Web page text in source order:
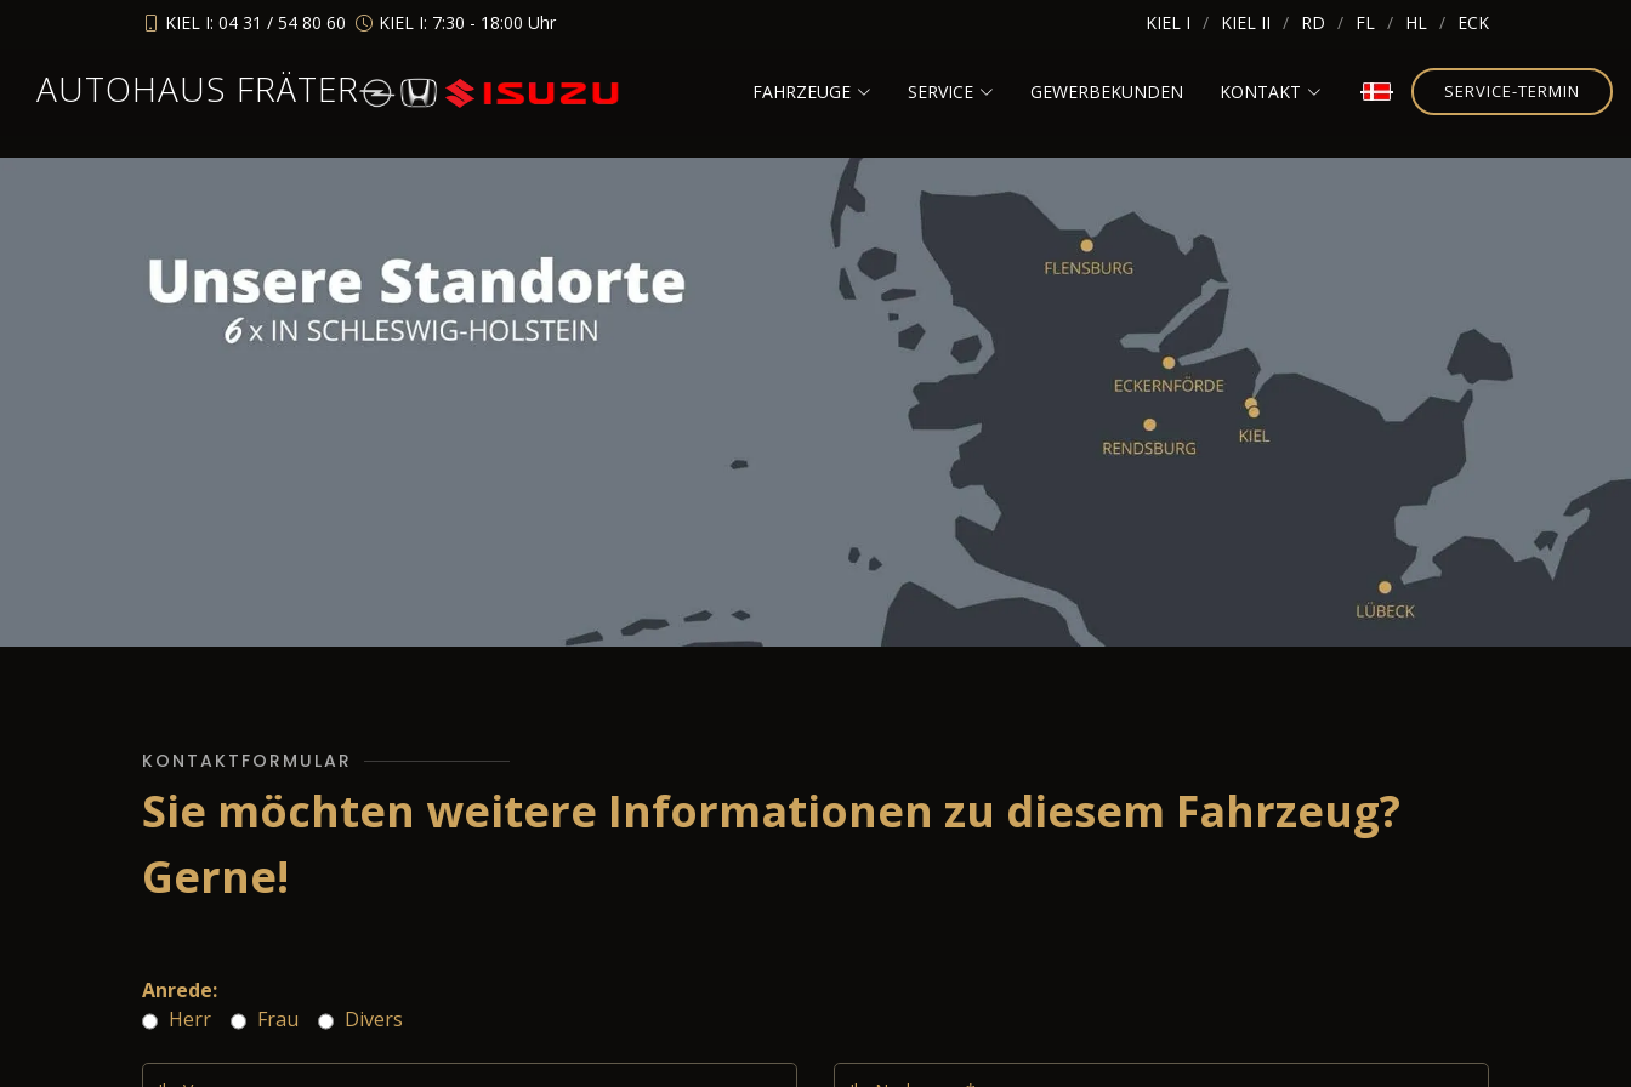
KIEL I: 04 31 / 54 80 60 KIEL I: 7:30 - 18:00 Uhr KIEL I KIEL II RD FL HL ECK
AUTOHAUS FRÄTER FAHRZEUGE SERVICE GEWERBEKUNDEN KONTAKT SERVICE-TERMIN
KONTAKTFORMULAR
Sie möchten weitere Informationen zu diesem Fahrzeug?
Gerne!
Anrede:
Herr
Frau Divers